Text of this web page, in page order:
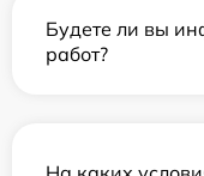
Будете ли вы
работ?